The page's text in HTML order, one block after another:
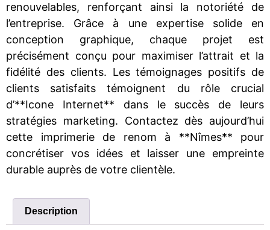
renouvelables, renforçant ainsi la notoriété de
l’entreprise. Grâce à une expertise solide en
conception graphique, chaque projet est
précisément conçu pour maximiser l’attrait et la
fidélité des clients. Les témoignages positifs de
clients satisfaits témoignent du rôle crucial
d’**Icone Internet** dans le succès de leurs
stratégies marketing. Contactez dès aujourd’hui
cette imprimerie de renom à **Nîmes** pour
concrétiser vos idées et laisser une empreinte
durable auprès de votre clientèle.
Description